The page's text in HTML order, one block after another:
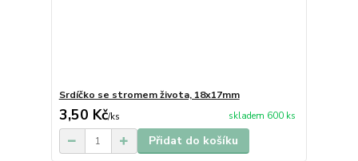
Srdíčko se stromem života, 18x17mm
3,50 Kč/ks skladem 600 ks
Přidat do košíku